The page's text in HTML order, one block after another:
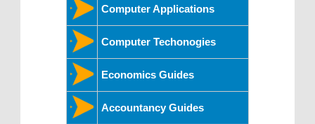
Computer Applications
Computer Techonogies
Economics Guides
Accountancy Guides